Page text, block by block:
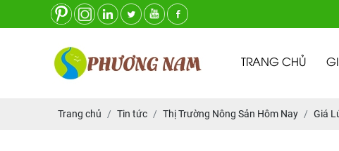
TRANG CHỦ
Trang chủ Tin tức Thị Trường Nông Sản Hôm Nay Giá